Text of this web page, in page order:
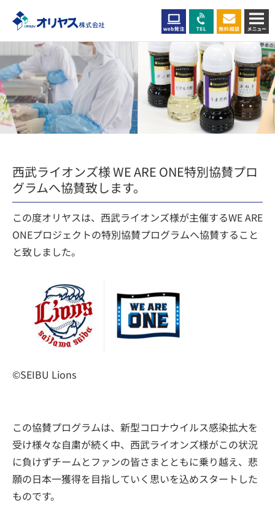
西武ライオンズ様 WE ARE ONE特別協賛プロ
グラムへ協賛致します。
この度オリヤスは、西武ライオンズ様が主催するWE ARE
ONEプロジェクトの特別協賛プログラムへ協賛すること
と致しました。
©SEIBU Lions
この協賛プログラムは、新型コロナウイルス感染拡大を
受け様々な自粛が続く中、西武ライオンズ様がこの状況
に負けずチームとファンの皆さまとともに乗り越え、悲
願の日本一獲得を目指していく思いを込めスタートした
ものです。